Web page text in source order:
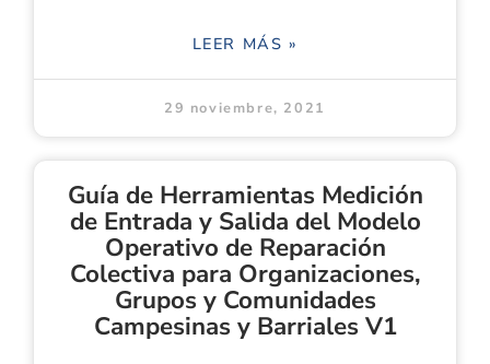
LEER MÁS »
29 noviembre, 2021
Guía de Herramientas Medición
de Entrada y Salida del Modelo
Operativo de Reparación
Colectiva para Organizaciones,
Grupos y Comunidades
Campesinas y Barriales V1